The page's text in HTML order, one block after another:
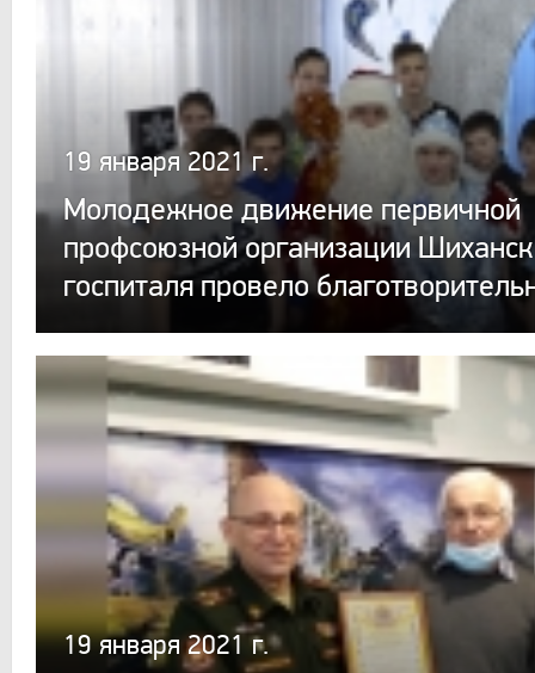
19 января 2021 г.
Молодежное движение первичной
профсоюзной организации
госпиталя провело
19 января 2021 г.